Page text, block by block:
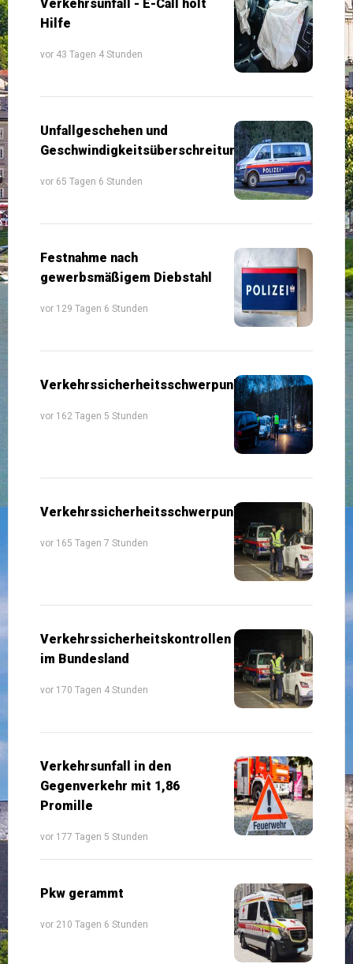
Verkehrsunfall - E-Call holt
Hilfe
vor 43 Tagen 4 Stunden
Unfallgeschehen und
Geschwindigkeitsüberschreitungen
vor 65 Tagen 6 Stunden
Festnahme nach
gewerbsmäßigem Diebstahl
vor 129 Tagen 6 Stunden
Verkehrssicherheitsschwerpunkte
vor 162 Tagen 5 Stunden
Verkehrssicherheitsschwerpunkte
vor 165 Tagen 7 Stunden
Verkehrssicherheitskontrollen
im Bundesland
vor 170 Tagen 4 Stunden
Verkehrsunfall in den
Gegenverkehr mit 1,86
Promille
vor 177 Tagen 5 Stunden
Pkw gerammt
vor 210 Tagen 6 Stunden